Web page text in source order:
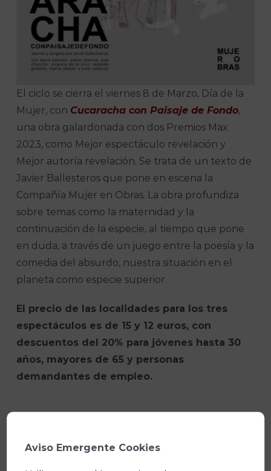
El ciclo se cierra el viernes 8 de Marzo, Día de la
Mujer, con Cucaracha con Paisaje de Fondo,
una obra galardonada con dos Premios Max
2023, como Mejor espectáculo revelación y
Mejor autoría revelación. Se trata de un texto de
Javier Ballesteros que pone en escena la
Compañía Mujer en Obras. La obra profundiza
sobre temas como la maternidad y la
continuación de la especie, al tiempo que pone
en duda, a través de un juego entre la poesía y la
comedia del absurdo, nuestra situación en el
planeta como especie superior.
El precio de las localidades para los tres
espectáculos es de 15 y 12 euros, con
descuentos del 20% para jóvenes hasta 30
años, mayores de 65 y personas
demandantes de empleo.
FacebookWhatsApp
Email
Copy
Aviso Emergente Cookies